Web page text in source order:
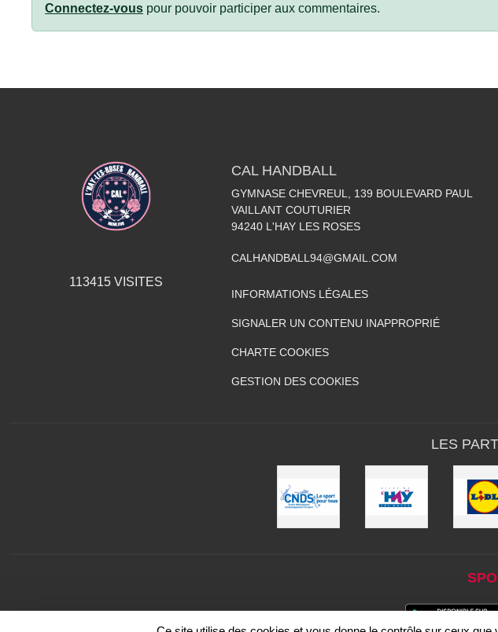
Connectez-vous pour pouvoir participer aux commentaires.
113415VISITES
CAL HANDBALL
GYMNASE CHEVREUL, 139 BOULEVARD PAUL
VAILLANT COUTURIER
94240 L'HAY LES ROSES
CALHANDBALL94@GMAIL.COM
INFORMATIONS LÉGALES
SIGNALER UN CONTENU INAPPROPRIÉ
CHARTE COOKIES
GESTION DES COOKIES
LES